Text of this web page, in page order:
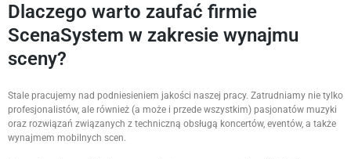
Dlaczego warto zaufać firmie
ScenaSystem w zakresie wynajmu
sceny?
Stale pracujemy nad podniesieniem jakości naszej pracy. Zatrudniamy nie tylko
profesjonalistów, ale również (a może i przede wszystkim) pasjonatów muzyki
oraz rozwiązań związanych z techniczną obsługą koncertów, eventów, a także
wynajmem mobilnych scen.